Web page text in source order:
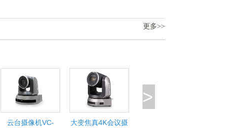
更多>>
云台摄像机VC-
大变焦真4K会议摄
>